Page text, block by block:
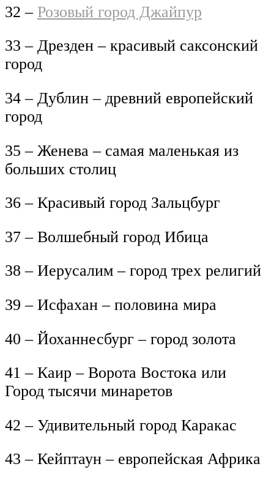
32 – Розовый город Джайпур
33 – Дрезден – красивый саксонский
город
34 – Дублин – древний европейский
город
35 – Женева – самая маленькая из
больших столиц
36 – Красивый город Зальцбург
37 – Волшебный город Ибица
38 – Иерусалим – город трех религий
39 – Исфахан – половина мира
40 – Йоханнесбург – город золота
41 – Каир – Ворота Востока или
Город тысячи минаретов
42 – Удивительный город Каракас
43 – Кейптаун – европейская Африка